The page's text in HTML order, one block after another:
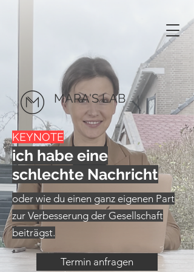
MARA'S LAB
KEYNOTE
ich habe eine
schlechte Nachricht
oder wie du einen ganz eigenen Part
zur Verbesserung der Gesellschaft
beiträgst.
Termin anfragen